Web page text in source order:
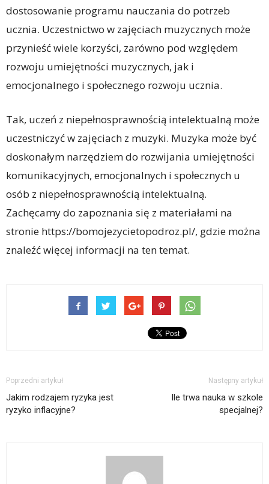
dostosowanie programu nauczania do potrzeb
ucznia. Uczestnictwo w zajęciach muzycznych może
przynieść wiele korzyści, zarówno pod względem
rozwoju umiejętności muzycznych, jak i
emocjonalnego i społecznego rozwoju ucznia.
Tak, uczeń z niepełnosprawnością intelektualną może
uczestniczyć w zajęciach z muzyki. Muzyka może być
doskonałym narzędziem do rozwijania umiejętności
komunikacyjnych, emocjonalnych i społecznych u
osób z niepełnosprawnością intelektualną.
Zachęcamy do zapoznania się z materiałami na
stronie https://bomojezycietopodroz.pl/, gdzie można
znaleźć więcej informacji na ten temat.
Poprzedni artykuł
Jakim rodzajem ryzyka jest
ryzyko inflacyjne?
Następny artykuł
Ile trwa nauka w szkole
specjalnej?